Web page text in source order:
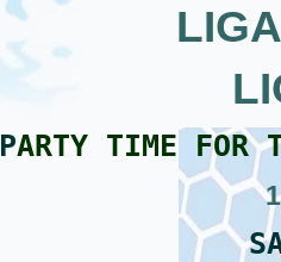
PARTY TIME FOR